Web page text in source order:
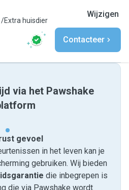
/Extra huisdier
Wijzigen
Contacteer
via het Pawshake
gevoel
in het leven kan je
gebruiken. Wij bieden
die inbegrepen is
die via Pawshake wordt